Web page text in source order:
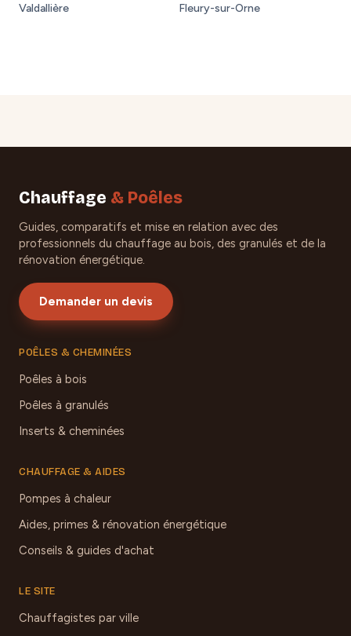
Valdallière Fleury-sur-Orne
Chauffage & Poêles
Guides, comparatifs et mise en relation avec des
professionnels du chauffage au bois, des granulés et de la
rénovation énergétique.
Demander un devis
POÊLES & CHEMINÉES
Poêles à bois
Poêles à granulés
Inserts & cheminées
CHAUFFAGE & AIDES
Pompes à chaleur
Aides, primes & rénovation énergétique
Conseils & guides d'achat
LE SITE
Chauffagistes par ville